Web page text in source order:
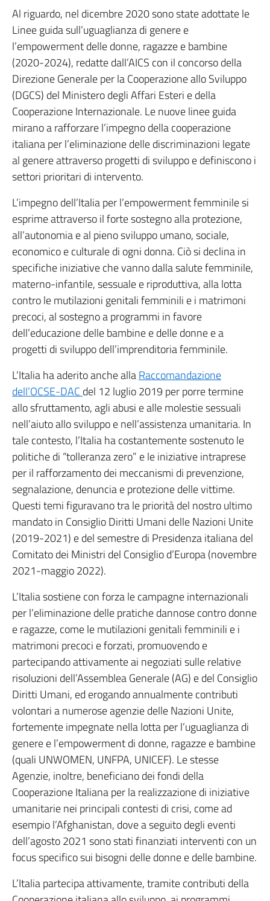
Al riguardo, nel dicembre 2020 sono state adottate le
Linee guida sull’uguaglianza di genere e
l’empowerment delle donne, ragazze e bambine
(2020-2024), redatte dall’AICS con il concorso della
Direzione Generale per la Cooperazione allo Sviluppo
(DGCS) del Ministero degli Affari Esteri e della
Cooperazione Internazionale. Le nuove linee guida
mirano a rafforzare l’impegno della cooperazione
italiana per l’eliminazione delle discriminazioni legate
al genere attraverso progetti di sviluppo e definiscono i
settori prioritari di intervento.
L’impegno dell’Italia per l’empowerment femminile si
esprime attraverso il forte sostegno alla protezione,
all’autonomia e al pieno sviluppo umano, sociale,
economico e culturale di ogni donna. Ciò si declina in
specifiche iniziative che vanno dalla salute femminile,
materno-infantile, sessuale e riproduttiva, alla lotta
contro le mutilazioni genitali femminili e i matrimoni
precoci, al sostegno a programmi in favore
dell’educazione delle bambine e delle donne e a
progetti di sviluppo dell’imprenditoria femminile.
L’Italia ha aderito anche allaRaccomandazione
dell’OCSE-DAC del 12 luglio 2019 per porre termine
allo sfruttamento, agli abusi e alle molestie sessuali
nell’aiuto allo sviluppo e nell’assistenza umanitaria. In
tale contesto, l’Italia ha costantemente sostenuto le
politiche di “tolleranza zero” e le iniziative intraprese
per il rafforzamento dei meccanismi di prevenzione,
segnalazione, denuncia e protezione delle vittime.
Questi temi figuravano tra le priorità del nostro ultimo
mandato in Consiglio Diritti Umani delle Nazioni Unite
(2019-2021) e del semestre di Presidenza italiana del
Comitato dei Ministri del Consiglio d’Europa (novembre
2021-maggio 2022).
L’Italia sostiene con forza le campagne internazionali
per l’eliminazione delle pratiche dannose contro donne
e ragazze, come le mutilazioni genitali femminili e i
matrimoni precoci e forzati, promuovendo e
partecipando attivamente ai negoziati sulle relative
risoluzioni dell’Assemblea Generale (AG) e del Consiglio
Diritti Umani, ed erogando annualmente contributi
volontari a numerose agenzie delle Nazioni Unite,
fortemente impegnate nella lotta per l’uguaglianza di
genere e l’empowerment di donne, ragazze e bambine
(quali UNWOMEN, UNFPA, UNICEF). Le stesse
Agenzie, inoltre, beneficiano dei fondi della
Cooperazione Italiana per la realizzazione di iniziative
umanitarie nei principali contesti di crisi, come ad
esempio l’Afghanistan, dove a seguito degli eventi
dell’agosto 2021 sono stati finanziati interventi con un
focus specifico sui bisogni delle donne e delle bambine.
L’Italia partecipa attivamente, tramite contributi della